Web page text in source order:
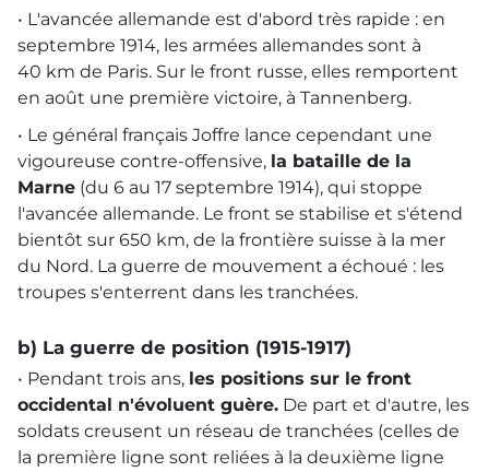
• L'avancée allemande est d'abord très rapide : en
septembre 1914, les armées allemandes sont à
40 km de Paris. Sur le front russe, elles remportent
en août une première victoire, à Tannenberg.
• Le général français Joffre lance cependant une
vigoureuse contre-offensive, la bataille de la
Marne (du 6 au 17 septembre 1914), qui stoppe
l'avancée allemande. Le front se stabilise et s'étend
bientôt sur 650 km, de la frontière suisse à la mer
du Nord. La guerre de mouvement a échoué : les
troupes s'enterrent dans les tranchées.
b) La guerre de position (1915-1917)
• Pendant trois ans, les positions sur le front
occidental n'évoluent guère. De part et d'autre, les
soldats creusent un réseau de tranchées (celles de
la première ligne sont reliées à la deuxième ligne